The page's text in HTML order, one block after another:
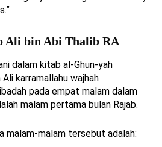
Ali bin Abi Thalib RA
dalam kitab al-Ghun-yah
karramallahu wajhah
pada empat malam dalam
malam pertama bulan Rajab.
malam-malam tersebut adalah: